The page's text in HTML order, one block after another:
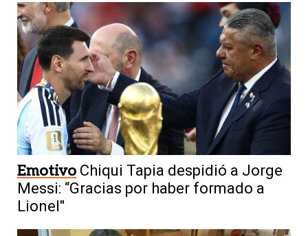
Emotivo Chiqui Tapia despidió a Jorge
Messi: “Gracias por haber formado a
Lionel"